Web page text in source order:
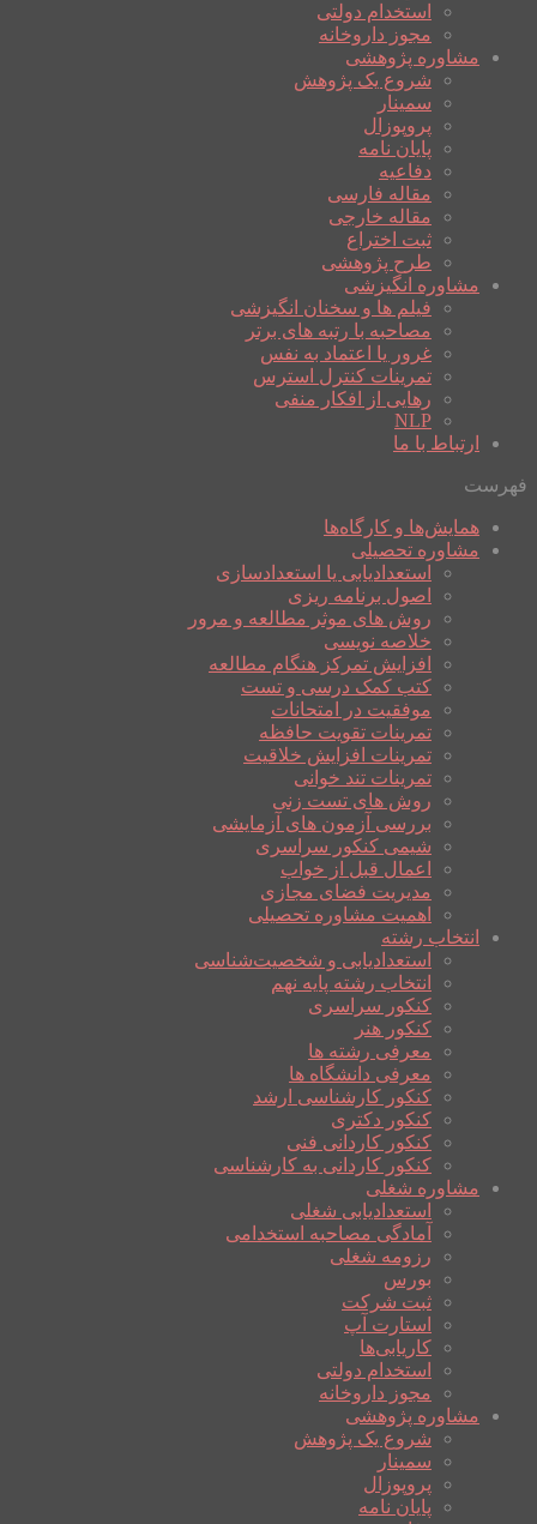
استخدام دولتی
مجوز داروخانه
مشاوره پژوهشی
شروع یک پژوهش
سمینار
پروپوزال
پایان نامه
دفاعیه
مقاله فارسی
مقاله خارجی
ثبت اختراع
طرح پژوهشی
مشاوره انگیزشی
فیلم ها و سخنان انگیزشی
مصاحبه با رتبه های برتر
غرور یا اعتماد به نفس
تمرینات کنترل استرس
رهایی از افکار منفی
NLP
ارتباط با ما
فهرست
همایش‌ها و کارگاه‌ها
مشاوره تحصیلی
استعدادیابی یا استعدادسازی
اصول برنامه ریزی
روش های موثر مطالعه و مرور
خلاصه نویسی
افزایش تمرکز هنگام مطالعه
کتب کمک درسی و تست
موفقیت در امتحانات
تمرینات تقویت حافظه
تمرینات افزایش خلاقیت
تمرینات تند خوانی
روش های تست زنی
بررسی آزمون های آزمایشی
شیمی کنکور سراسری
اعمال قبل از خواب
مدیریت فضای مجازی
اهمیت مشاوره تحصیلی
انتخاب رشته
استعدادیابی و شخصیت‌شناسی
انتخاب رشته پایه نهم
کنکور سراسری
کنکور هنر
معرفی رشته ها
معرفی دانشگاه ها
کنکور کارشناسی ارشد
کنکور دکتری
کنکور کاردانی فنی
کنکور کاردانی به کارشناسی
مشاوره شغلی
استعدادیابی شغلی
آمادگی مصاحبه استخدامی
رزومه شغلی
بورس
ثبت شرکت
استارت آپ
کاریابی‌ها
استخدام دولتی
مجوز داروخانه
مشاوره پژوهشی
شروع یک پژوهش
سمینار
پروپوزال
پایان نامه